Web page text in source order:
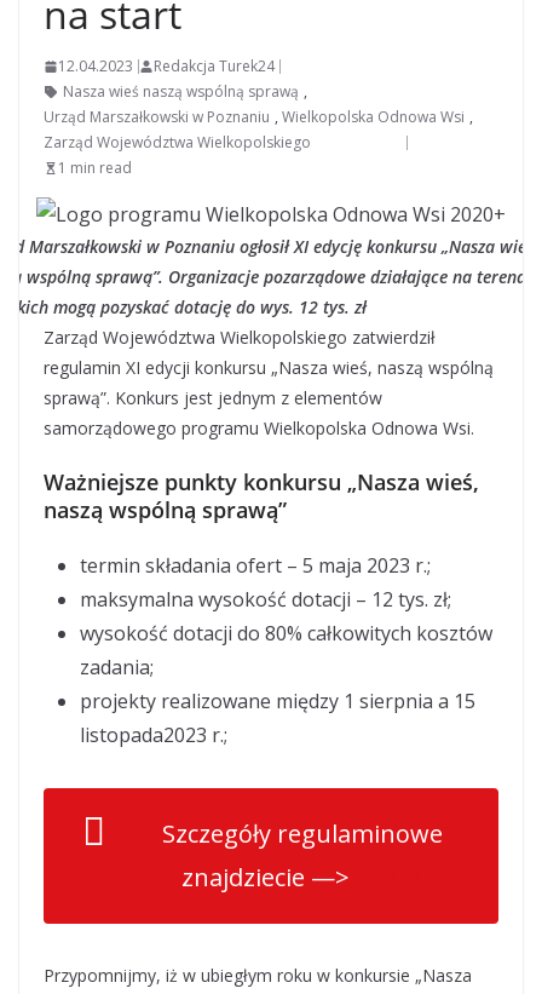
na start
12.04.2023
Redakcja Turek24
Nasza wieś naszą wspólną sprawą ,
Urząd Marszałkowski w Poznaniu , Wielkopolska Odnowa Wsi ,
Zarząd Województwa Wielkopolskiego
1 min read
Marszałkowski w Poznaniu ogłosił XI edycję konkursu „Nasza wieś,
wspólną sprawą”. Organizacje pozarządowe działające na
mogą pozyskać dotację do wys. 12 tys. zł
Zarząd Województwa Wielkopolskiego zatwierdził
regulamin XI edycji konkursu „Nasza wieś, naszą wspólną
sprawą”. Konkurs jest jednym z elementów
samorządowego programu Wielkopolska Odnowa Wsi.
Ważniejsze punkty konkursu „Nasza wieś,
naszą wspólną sprawą”
termin składania ofert – 5 maja 2023 r.;
maksymalna wysokość dotacji – 12 tys. zł;
wysokość dotacji do 80% całkowitych kosztów
zadania;
projekty realizowane między 1 sierpnia a 15
listopada2023 r.;
Szczegóły regulaminowe
znajdziecie —>
Przypomnijmy, iż w ubiegłym roku w konkursie „Nasza